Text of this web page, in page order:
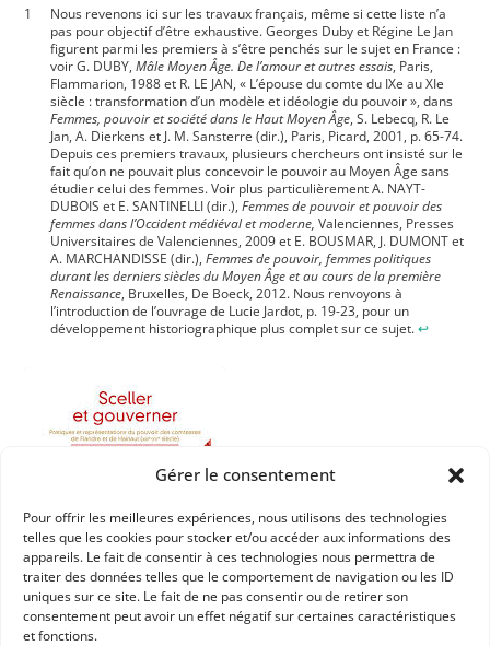
Gérer le consentement
Pour offrir les meilleures expériences, nous utilisons des technologies
telles que les cookies pour stocker et/ou accéder aux informations des
appareils. Le fait de consentir à ces technologies nous permettra de
traiter des données telles que le comportement de navigation ou les ID
uniques sur ce site. Le fait de ne pas consentir ou de retirer son
consentement peut avoir un effet négatif sur certaines caractéristiques
et fonctions.
Nous revenons ici sur les travaux français, même si cette liste n’a
pas pour objectif d’être exhaustive. Georges Duby et Régine Le Jan
figurent parmi les premiers à s’être penchés sur le sujet en France :
voir G. DUBY,Mâle Moyen Âge. De l’amour et autres essais, Paris,
Flammarion, 1988 et R. LE JAN, « L’épouse du comte du IXe au XIe
siècle : transformation d’un modèle et idéologie du pouvoir », dans
Femmes, pouvoir et société dans le Haut Moyen Âge, S. Lebecq, R. Le
Jan, A. Dierkens et J. M. Sansterre (dir.), Paris, Picard, 2001, p. 65-74.
Depuis ces premiers travaux, plusieurs chercheurs ont insisté sur le
fait qu’on ne pouvait plus concevoir le pouvoir au Moyen Âge sans
étudier celui des femmes. Voir plus particulièrement A. NAYT-
DUBOIS et E. SANTINELLI (dir.),Femmes de pouvoir et pouvoir des
femmes dans l’Occident médiéval et moderne, Valenciennes, Presses
Universitaires de Valenciennes, 2009 et E. BOUSMAR, J. DUMONT et
A. MARCHANDISSE (dir.),Femmes de pouvoir, femmes politiques
durant les derniers siècles du Moyen Âge et au cours de la première
Renaissance, Bruxelles, De Boeck, 2012. Nous renvoyons à
l’introduction de l’ouvrage de Lucie Jardot, p. 19-23, pour un
développement historiographique plus complet sur ce sujet.↩︎